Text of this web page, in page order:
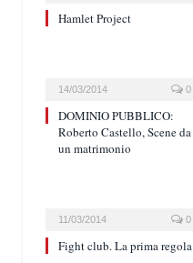
Hamlet Project
14/03/2014 0
DOMINIO PUBBLICO:
Roberto Castello, Scene da
un matrimonio
11/03/2014 0
Fight club. La prima regola